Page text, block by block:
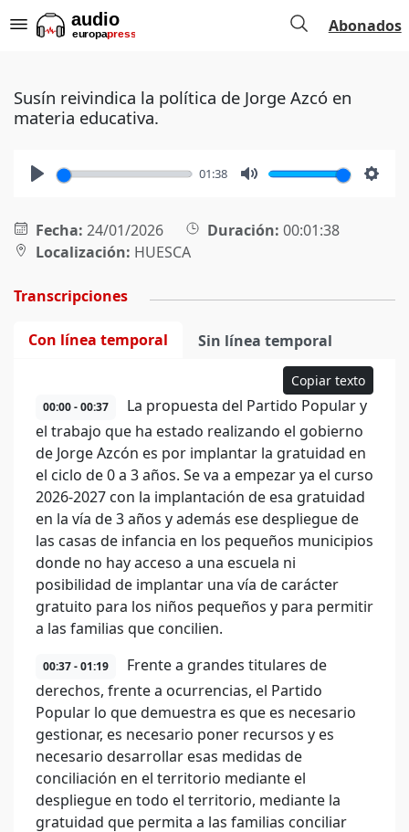
Abonados
Susín reivindica la política de Jorge Azcó en
materia educativa.
01:38
Fecha: 24/01/2026 Duración: 00:01:38
Localización: HUESCA
Transcripciones
Con línea temporal Sin línea temporal
Copiar texto
00:00 - 00:37
La propuesta del Partido Popular y
el trabajo que ha estado realizando el gobierno
de Jorge Azcón es por implantar la gratuidad en
el ciclo de 0 a 3 años. Se va a empezar ya el curso
2026-2027 con la implantación de esa gratuidad
en la vía de 3 años y además ese despliegue de
las casas de infancia en los pequeños municipios
donde no hay acceso a una escuela ni
posibilidad de implantar una vía de carácter
gratuito para los niños pequeños y para permitir
a las familias que concilien.
00:37 - 01:19
Frente a grandes titulares de
derechos, frente a ocurrencias, el Partido
Popular lo que demuestra es que es necesario
gestionar, es necesario poner recursos y es
necesario desarrollar esas medidas de
conciliación en el territorio mediante el
despliegue en todo el territorio, mediante la
gratuidad que permita a las familias conciliar